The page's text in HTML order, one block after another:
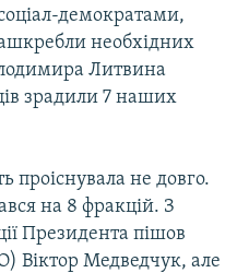
демократами,
необхідних
Литвина
зрадили 7 наших
проіснувала не довго.
на 8 фракцій. З
Президента пішов
Віктор Медведчук, але